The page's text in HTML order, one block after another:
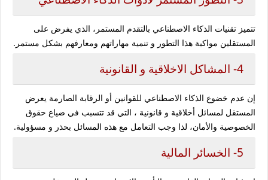
تتميز تقنيات الذكاء الاصطناعي بالتقدم المستمر، الذي يفرض على
المستقلين مواكبة هذا التطور و تنمية مهاراتهم ومعارفهم بشكل مستمر.
4- المشاكل الاخلاقية و القانونية
إن عدم خضوع الذكاء الاصطناعي للقوانين أو الرقابة الصارمة يعرض
المستقل لمسائل أخلاقية و قانونية ، التي قد تتسبب في ضياع حقوق
الخصوصية والأمان، لذا وجب التعامل مع هذه المسائل بحذر و مسؤولية.
5- الخسائر المالية